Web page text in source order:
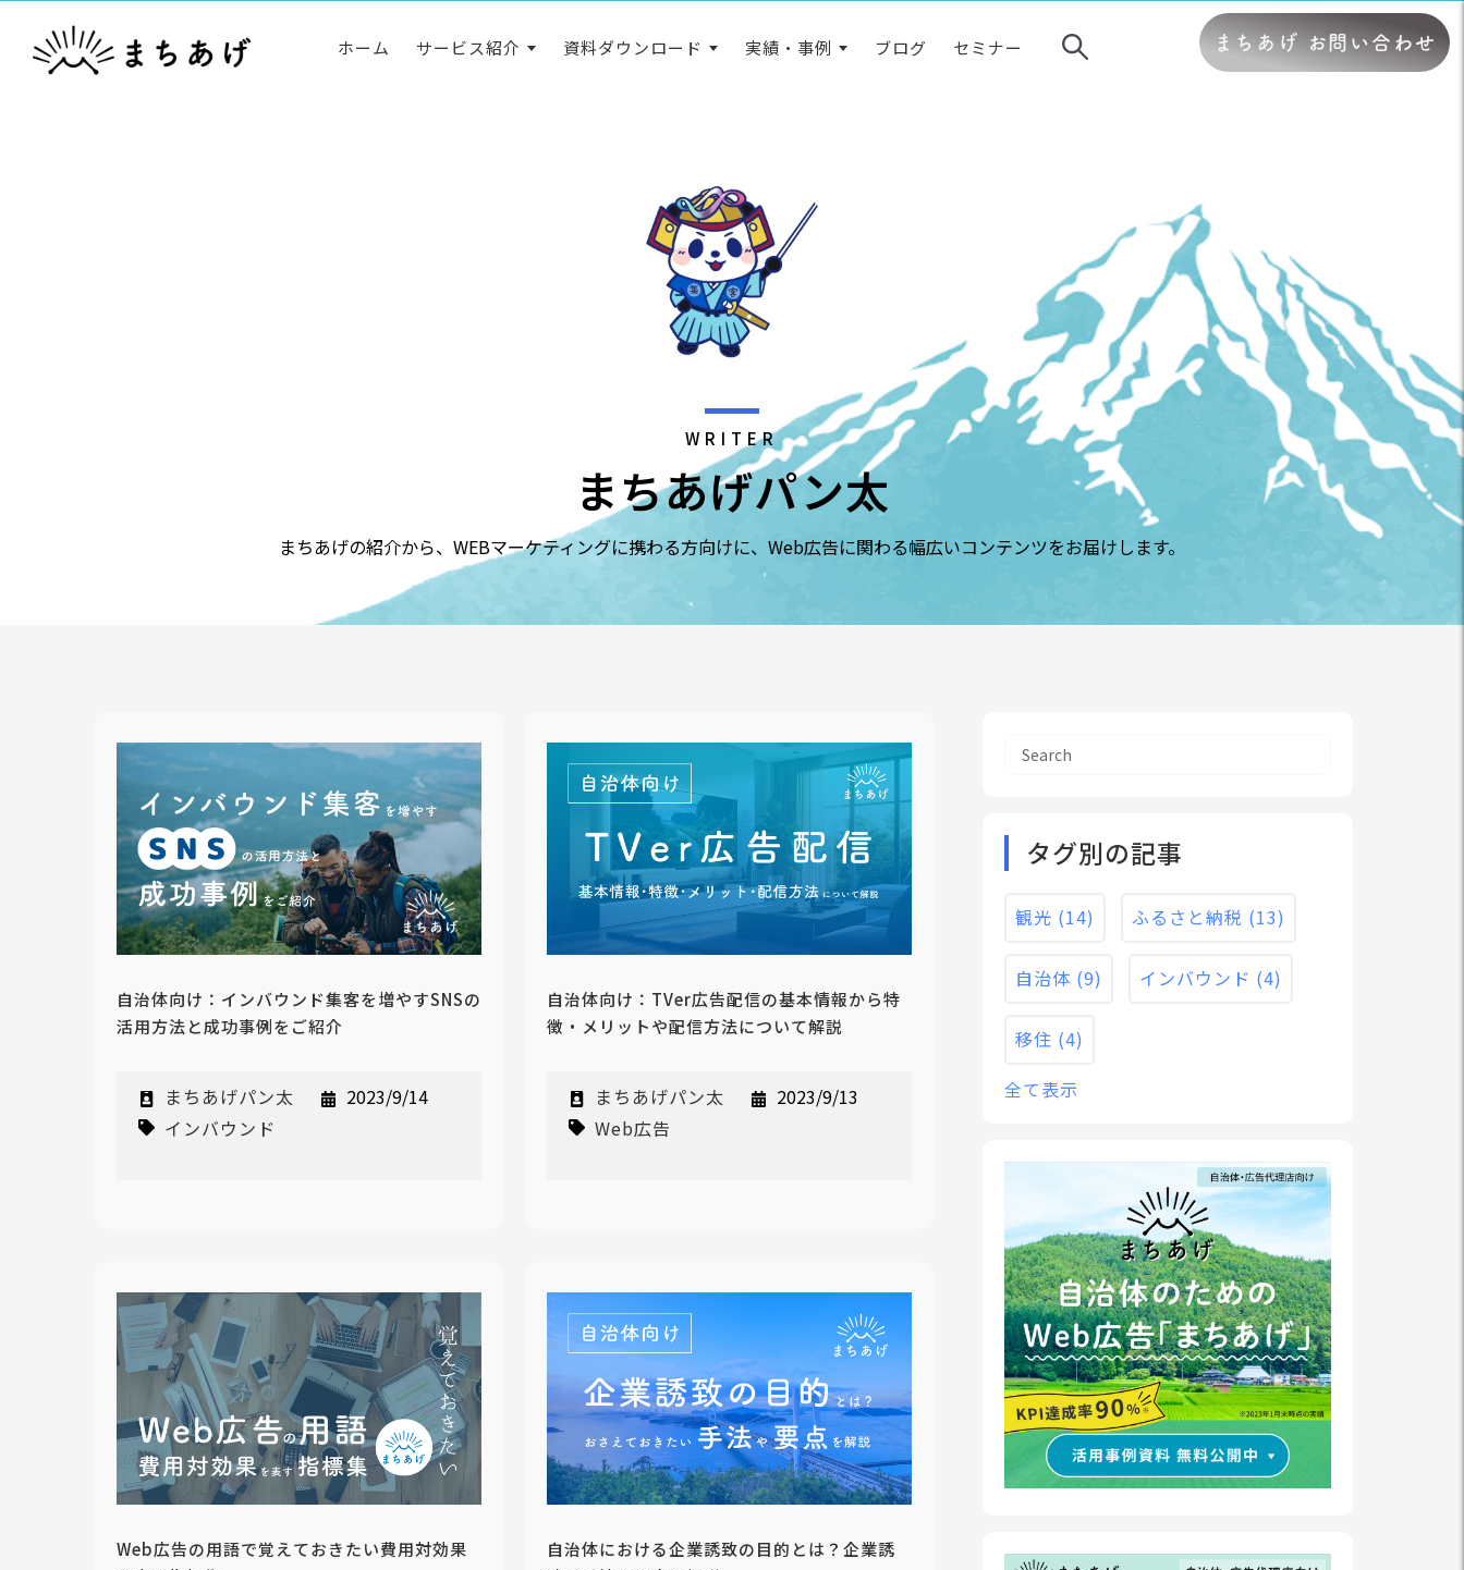
ホーム サービス紹介 資料ダウンロード 実績・事例 ブログ セミナー まちあげ お問い合わせ
WRITER
まちあげパン太
まちあげの紹介から、WEBマーケティングに携わる方向けに、Web広告に関わる幅広いコンテンツをお届けします。
自治体向け：インバウンド集客を増やすSNSの
活用方法と成功事例をご紹介
まちあげパン太
2023/9/14
インバウンド
自治体向け：TVer広告配信の基本情報から特
徴・メリットや配信方法について解説
まちあげパン太
2023/9/13
Web広告
Web広告の用語で覚えておきたい費用対効果
自治体における企業誘致の目的とは？企業誘
タグ別の記事
観光 (14) ふるさと納税 (13)
自治体 (9) インバウンド (4)
移住 (4)
全て表示